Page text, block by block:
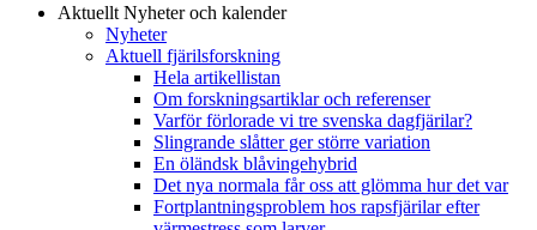
Aktuellt Nyheter och kalender
Nyheter
Aktuell fjärilsforskning
Hela artikellistan
Om forskningsartiklar och referenser
Varför förlorade vi tre svenska dagfjärilar?
Slingrande slåtter ger större variation
En öländsk blåvingehybrid
Det nya normala får oss att glömma hur det var
Fortplantningsproblem hos rapsfjärilar efter